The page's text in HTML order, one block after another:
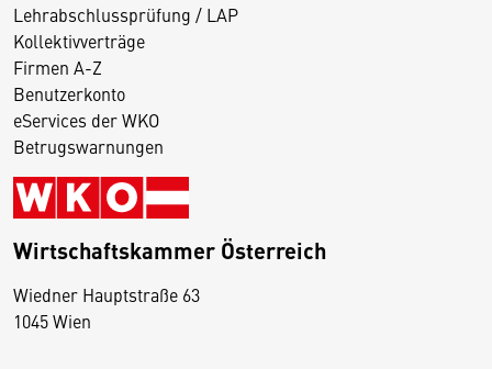
Lehrabschlussprüfung / LAP
Kollektivverträge
Firmen A-Z
Benutzerkonto
eServices der WKO
Betrugswarnungen
Wirtschaftskammer Österreich
Wiedner Hauptstraße 63
1045 Wien
D